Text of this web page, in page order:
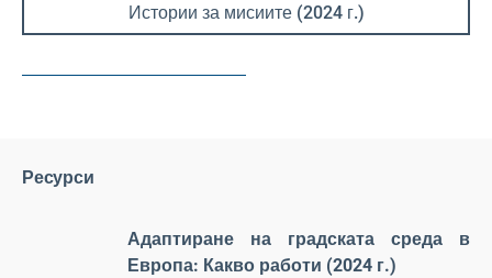
Истории за мисиите (2024 г.)
Ресурси
Адаптиране на градската среда в
Европа: Какво работи (2024 г.)